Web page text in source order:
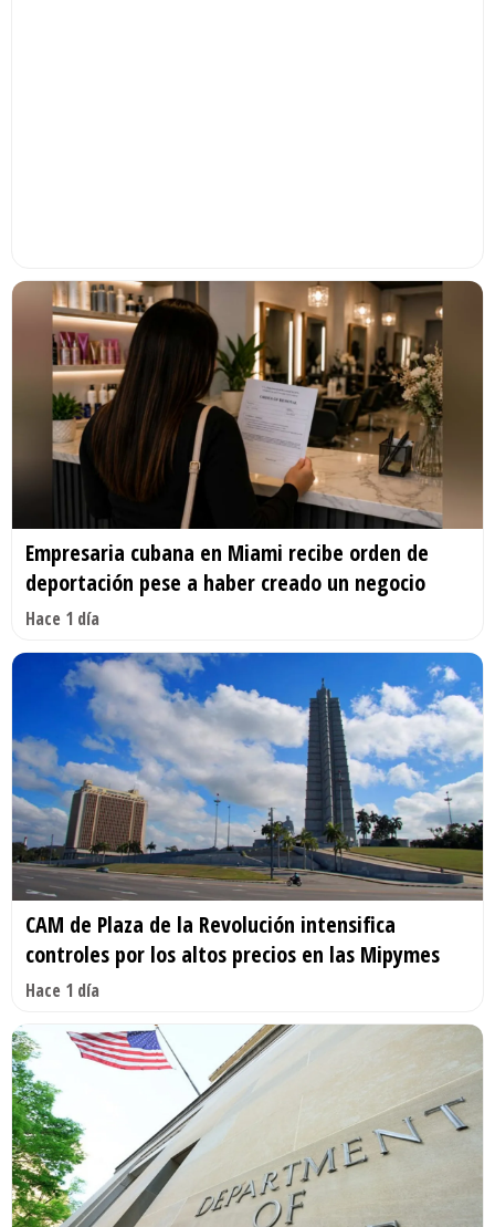
Empresaria cubana en Miami recibe orden de
deportación pese a haber creado un negocio
Hace 1 día
CAM de Plaza de la Revolución intensifica
controles por los altos precios en las Mipymes
Hace 1 día